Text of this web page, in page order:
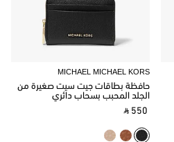
MICHAEL MICHAEL KORS
حافظة بطاقات جيت سيت صغيرة من
الجلد المحبب بسحاب دائري
‎ ⃁ 550 ‎